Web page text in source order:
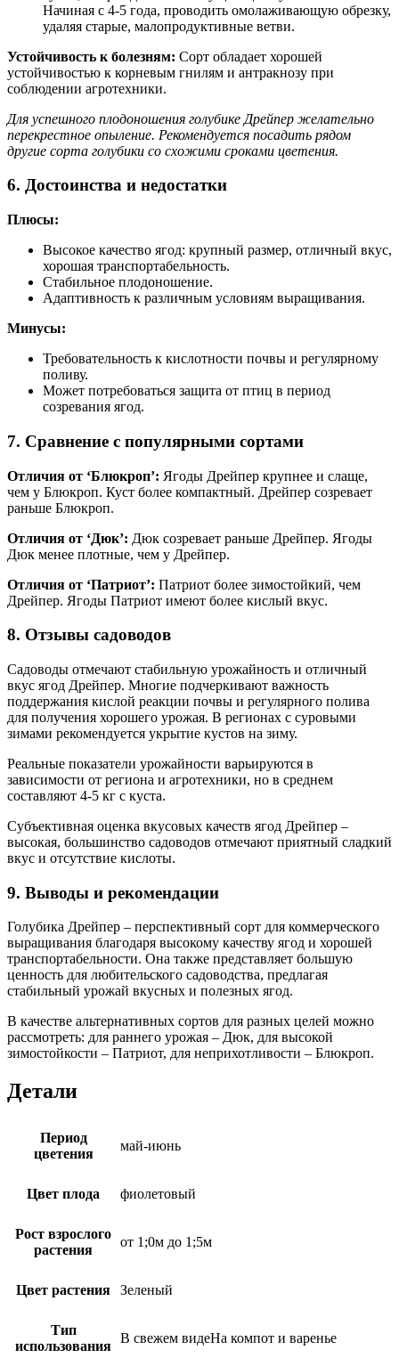
Начиная с 4-5 года, проводить омолаживающую обрезку,
удаляя старые, малопродуктивные ветви.
Устойчивость к болезням: Сорт обладает хорошей
устойчивостью к корневым гнилям и антракнозу при
соблюдении агротехники.
Для успешного плодоношения голубике Дрейпер желательно
перекрестное опыление. Рекомендуется посадить рядом
другие сорта голубики со схожими сроками цветения.
6. Достоинства и недостатки
Плюсы:
Высокое качество ягод: крупный размер, отличный вкус,
хорошая транспортабельность.
Стабильное плодоношение.
Адаптивность к различным условиям выращивания.
Минусы:
Требовательность к кислотности почвы и регулярному
поливу.
Может потребоваться защита от птиц в период
созревания ягод.
7. Сравнение с популярными сортами
Отличия от ‘Блюкроп’: Ягоды Дрейпер крупнее и слаще,
чем у Блюкроп. Куст более компактный. Дрейпер созревает
раньше Блюкроп.
Отличия от ‘Дюк’: Дюк созревает раньше Дрейпер. Ягоды
Дюк менее плотные, чем у Дрейпер.
Отличия от ‘Патриот’: Патриот более зимостойкий, чем
Дрейпер. Ягоды Патриот имеют более кислый вкус.
8. Отзывы садоводов
Садоводы отмечают стабильную урожайность и отличный
вкус ягод Дрейпер. Многие подчеркивают важность
поддержания кислой реакции почвы и регулярного полива
для получения хорошего урожая. В регионах с суровыми
зимами рекомендуется укрытие кустов на зиму.
Реальные показатели урожайности варьируются в
зависимости от региона и агротехники, но в среднем
составляют 4-5 кг с куста.
Субъективная оценка вкусовых качеств ягод Дрейпер –
высокая, большинство садоводов отмечают приятный сладкий
вкус и отсутствие кислоты.
9. Выводы и рекомендации
Голубика Дрейпер – перспективный сорт для коммерческого
выращивания благодаря высокому качеству ягод и хорошей
транспортабельности. Она также представляет большую
ценность для любительского садоводства, предлагая
стабильный урожай вкусных и полезных ягод.
В качестве альтернативных сортов для разных целей можно
рассмотреть: для раннего урожая – Дюк, для высокой
зимостойкости – Патриот, для неприхотливости – Блюкроп.
Детали
Период
цветения
май-июнь
Цвет плода фиолетовый
Рост взрослого
растения
от 1;0м до 1;5м
Цвет растения Зеленый
Тип
использования
В свежем видеНа компот и варенье